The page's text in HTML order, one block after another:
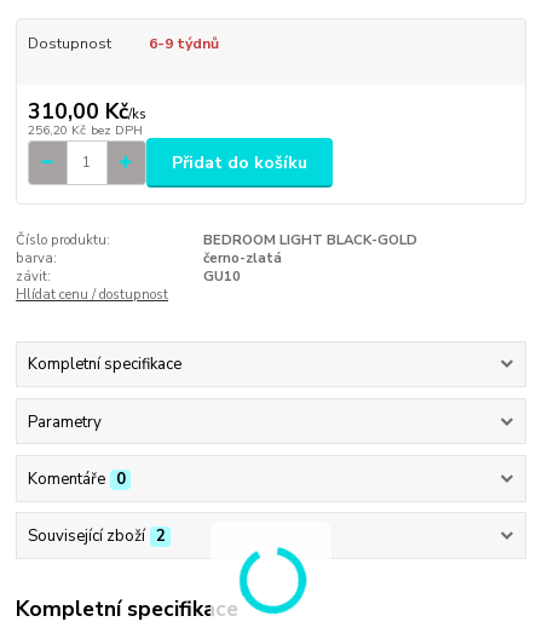
Dostupnost 6-9 týdnů
310,00 Kč/ks
256,20 Kč bez DPH
Přidat do košíku
Číslo produktu:
BEDROOM LIGHT BLACK-GOLD
barva:
černo-zlatá
závit:
GU10
Hlídat cenu / dostupnost
Kompletní specifikace
Parametry
Komentáře 0
Související zboží 2
Kompletní specifikace